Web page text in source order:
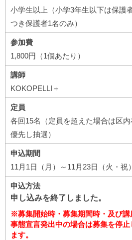
小学生以上（小学3年生以下は保護
つき保護者1名のみ）
参加費
1,800円（1個あたり）
講師
KOKOPELLI＋
定員
各回15名（定員を超えた場合は区
優先し抽選）
申込期間
11月1日（月）～11月23日（火・
申込方法
申し込みを終了しました。
※募集開始時・募集期間時・及び
事態宣言発出中の場合は募集を停
ます。